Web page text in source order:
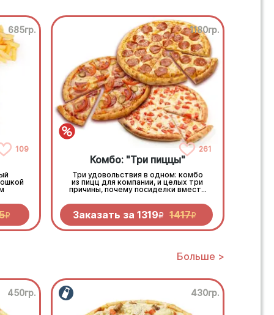
685гр.
109
R
1180гр.
261
Комбо: "Три пиццы"
Три удовольствия в одном: комбо
из пицц для компании, и целых три
причины, почему посиделки вместе
вкуснее!
Заказать за 1319R 1417R
Больше >
450гр. 430гр.